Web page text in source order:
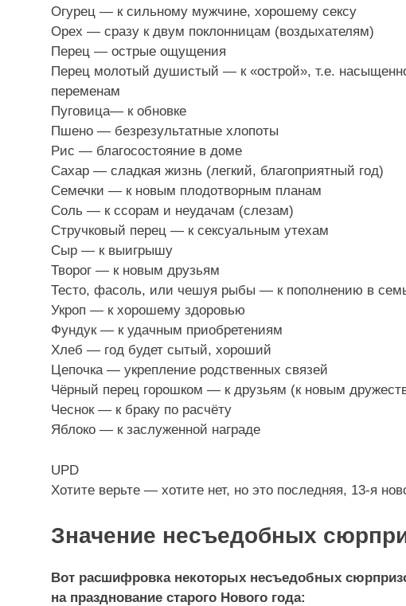
Огурец — к сильному мужчине, хорошему сексу
Орех — сразу к двум поклонницам (воздыхателям)
Перец — острые ощущения
Перец молотый душистый — к «острой», т.е.
переменам
Пуговица— к обновке
Пшено — безрезультатные хлопоты
Рис — благосостояние в доме
Сахар — сладкая жизнь (легкий, благоприятный год)
Семечки — к новым плодотворным планам
Соль — к ссорам и неудачам (слезам)
Стручковый перец — к сексуальным утехам
Сыр — к выигрышу
Творог — к новым друзьям
Тесто, фасоль, или чешуя рыбы — к пополнению в
Укроп — к хорошему здоровью
Фундук — к удачным приобретениям
Хлеб — год будет сытый, хороший
Цепочка — укрепление родственных связей
Чёрный перец горошком — к друзьям (к новым
Чеснок — к браку по расчёту
Яблоко — к заслуженной награде
UPD
Хотите верьте — хотите нет, но это последняя, 13-я
Значение несъедобных
Вот расшифровка некоторых несъедобных
на празднование старого Нового года: